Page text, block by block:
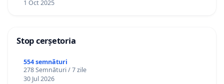
1 Oct 2025
Stop cerșetoria
554 semnături
278 Semnături / 7 zile
30 Jul 2026